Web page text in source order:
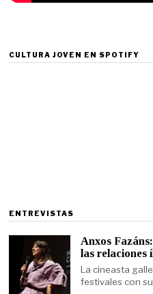
CULTURA JOVEN EN SPOTIFY
ENTREVISTAS
Anxos
las relaciones
La cineasta
festivales con su